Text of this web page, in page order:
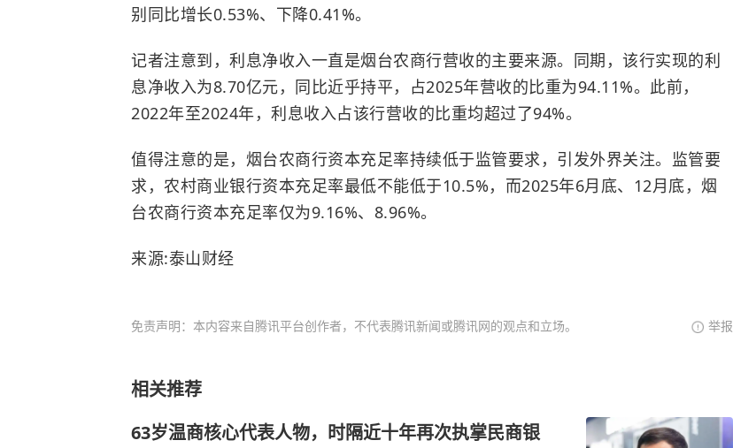
别同比增长0.53%、下降0.41%。
记者注意到，利息净收入一直是烟台农商行营收的主要来源。同期，该行实现的利
息净收入为8.70亿元，同比近乎持平，占2025年营收的比重为94.11%。此前，
2022年至2024年，利息收入占该行营收的比重均超过了94%。
值得注意的是，烟台农商行资本充足率持续低于监管要求，引发外界关注。监管要
求，农村商业银行资本充足率最低不能低于10.5%，而2025年6月底、12月底，烟
台农商行资本充足率仅为9.16%、8.96%。
来源:泰山财经
免责声明：本内容来自腾讯平台创作者，不代表腾讯新闻或腾讯网的观点和立场。 举报
相关推荐
63岁温商核心代表人物，时隔近十年再次执掌民商银